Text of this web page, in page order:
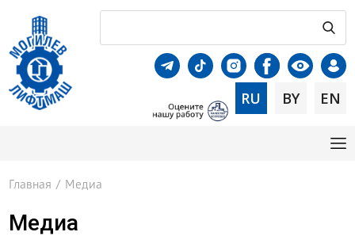
RU BY EN
Главная / Медиа
Медиа